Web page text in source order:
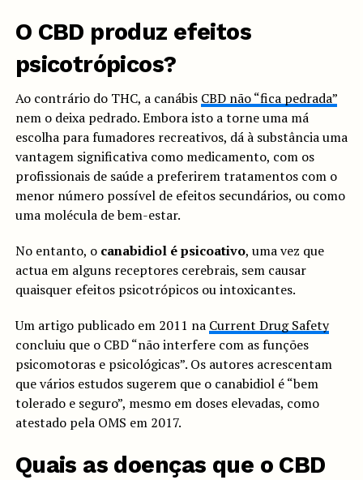
O CBD produz efeitos
psicotrópicos?
Ao contrário do THC, a canábis CBD não “fica pedrada”
nem o deixa pedrado. Embora isto a torne uma má
escolha para fumadores recreativos, dá à substância uma
vantagem significativa como medicamento, com os
profissionais de saúde a preferirem tratamentos com o
menor número possível de efeitos secundários, ou como
uma molécula de bem-estar.
No entanto, o canabidiol é psicoativo, uma vez que
actua em alguns receptores cerebrais, sem causar
quaisquer efeitos psicotrópicos ou intoxicantes.
Um artigo publicado em 2011 na Current Drug Safety
concluiu que o CBD “não interfere com as funções
psicomotoras e psicológicas”. Os autores acrescentam
que vários estudos sugerem que o canabidiol é “bem
tolerado e seguro”, mesmo em doses elevadas, como
atestado pela OMS em 2017.
Quais as doenças que o CBD